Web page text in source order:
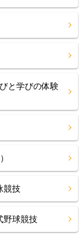
と学びの体験
競技
野球競技